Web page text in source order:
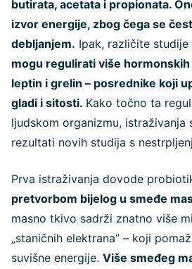
butirata, acetata i propionata.
izvor energije, zbog čega se
debljanjem. Ipak, različite
mogu regulirati više
leptin i grelin – posrednike koji
gladi i sitosti. Kako točno ta
ljudskom organizmu, istraživanja
rezultati novih studija s
Prva istraživanja dovode
pretvorbom bijelog u smeđe
masno tkivo sadrži znatno više
„staničnih elektrana” – koji
suvišne energije. Više smeđeg